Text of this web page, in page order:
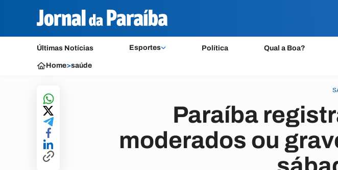
Últimas Notícias Esportes Política Qual a Boa?
Home>saúde
Paraíba
moderados ou